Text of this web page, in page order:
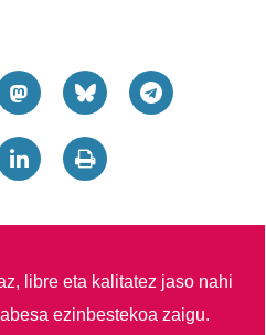
libre eta kalitatez jaso nahi
ezinbestekoa zaigu.